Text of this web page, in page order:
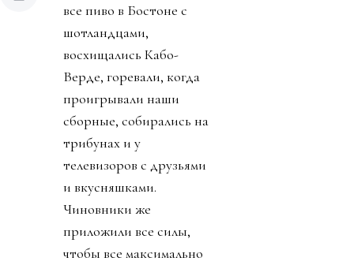
все пиво в Бостоне с
шотландцами,
восхищались Кабо-
Верде, горевали, когда
проигрывали наши
сборные, собирались на
трибунах и у
телевизоров с друзьями
и вкусняшками.
Чиновники же
приложили все силы,
чтобы все максимально